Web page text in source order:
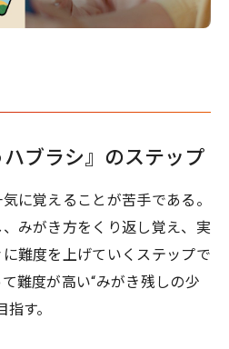
ハブラシ』のステップ
に覚えることが苦手である。
みがき方をくり返し覚え、実
難度を上げていくステップで
難度が高い“みがき残しの少
す。